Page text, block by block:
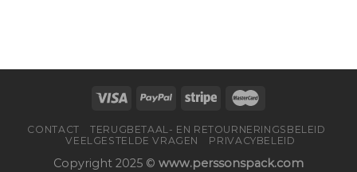
CONTACT
TERUGBETAAL- EN RETOURNERINGSBELEID
VEELGESTELDE VRAGEN
PRIVACYBELEID
Copyright 2025 © www.perssonspack.com